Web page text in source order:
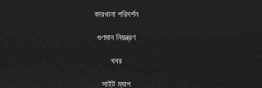
কারখানা পরিদর্শন
গুণমান নিয়ন্ত্রণ
খবর
সাইট ম্যাপ